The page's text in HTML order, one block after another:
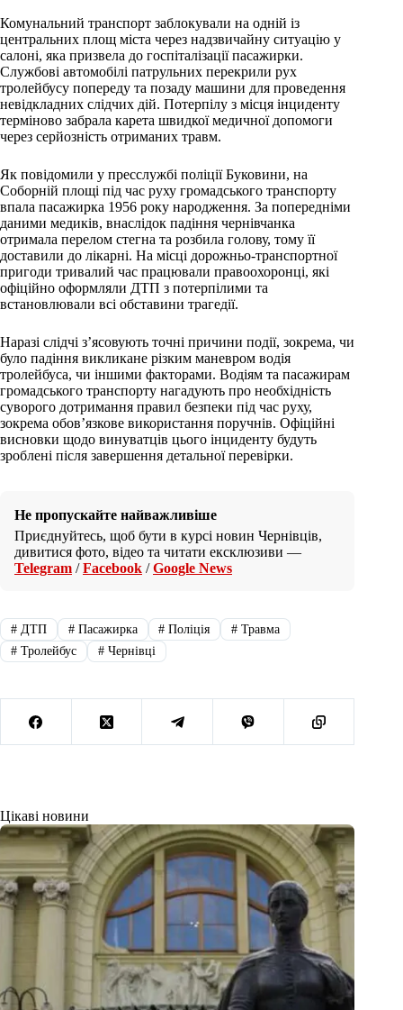
Комунальний транспорт заблокували на одній із
центральних площ міста через надзвичайну ситуацію у
салоні, яка призвела до госпіталізації пасажирки.
Службові автомобілі патрульних перекрили рух
тролейбусу попереду та позаду машини для проведення
невідкладних слідчих дій. Потерпілу з місця інциденту
терміново забрала карета швидкої медичної допомоги
через серйозність отриманих травм.
Як повідомили у пресслужбі поліції Буковини, на
Соборній площі під час руху громадського транспорту
впала пасажирка 1956 року народження. За попередніми
даними медиків, внаслідок падіння чернівчанка
отримала перелом стегна та розбила голову, тому її
доставили до лікарні. На місці дорожньо-транспортної
пригоди тривалий час працювали правоохоронці, які
офіційно оформляли ДТП з потерпілими та
встановлювали всі обставини трагедії.
Наразі слідчі з’ясовують точні причини події, зокрема, чи
було падіння викликане різким маневром водія
тролейбуса, чи іншими факторами. Водіям та пасажирам
громадського транспорту нагадують про необхідність
суворого дотримання правил безпеки під час руху,
зокрема обов’язкове використання поручнів. Офіційні
висновки щодо винуватців цього інциденту будуть
зроблені після завершення детальної перевірки.
Не пропускайте найважливіше
Приєднуйтесь, щоб бути в курсі новин Чернівців,
дивитися фото, відео та читати ексклюзиви —
Telegram /Facebook /Google News
#ДТП #Пасажирка # Поліція # Травма
#Тролейбус #Чернівці
Цікаві новини